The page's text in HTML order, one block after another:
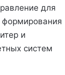
для
формирования
и
систем